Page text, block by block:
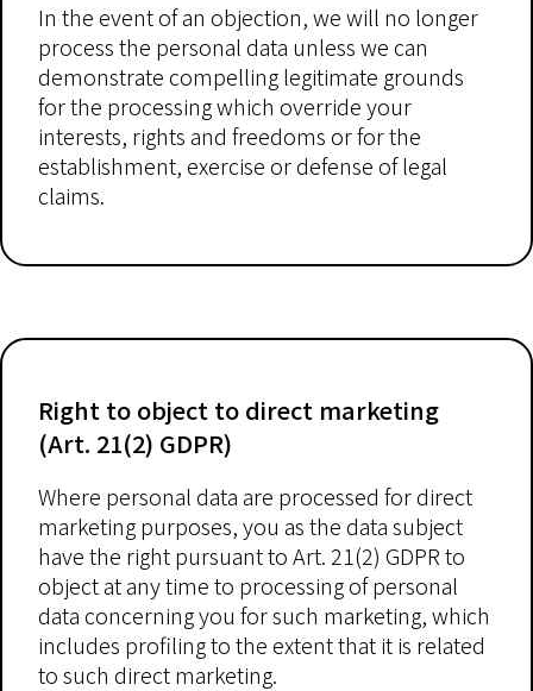
In the event of an objection, we will no longer
process the personal data unless we can
demonstrate compelling legitimate grounds
for the processing which override your
interests, rights and freedoms or for the
establishment, exercise or defense of legal
claims.
Right to object to direct marketing
(Art. 21(2) GDPR)
Where personal data are processed for direct
marketing purposes, you as the data subject
have the right pursuant to Art. 21(2) GDPR to
object at any time to processing of personal
data concerning you for such marketing, which
includes profiling to the extent that it is related
to such direct marketing.